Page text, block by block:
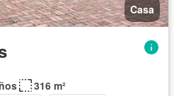
Casa
316 m²